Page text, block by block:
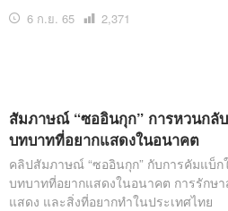
6 ก.ย. 65
เปิด
2,371
สัมภาษณ์ “ซออินกุก” การหวนกลั
บทบาทที่อยากแสดงในอนาคต
คลิปสัมภาษณ์ “ซออินกุก” กับการคัมแบ็ก
บทบาทที่อยากแสดงในอนาคต การรักษ
แสดง และสิ่งที่อยากทำในประเทศไทย